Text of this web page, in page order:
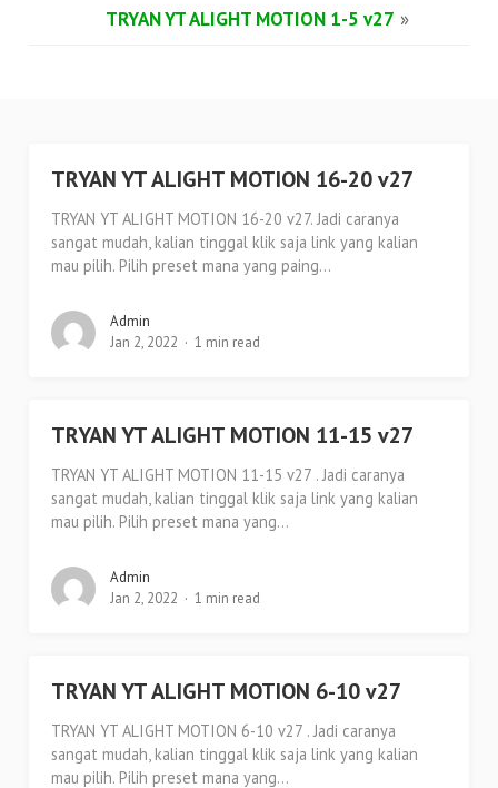
TRYAN YT ALIGHT MOTION 1-5 v27 »
TRYAN YT ALIGHT MOTION 16-20 v27
TRYAN YT ALIGHT MOTION 16-20 v27. Jadi caranya
sangat mudah, kalian tinggal klik saja link yang kalian
mau pilih. Pilih preset mana yang paing...
Admin
Jan 2, 2022
1 min read
TRYAN YT ALIGHT MOTION 11-15 v27
TRYAN YT ALIGHT MOTION 11-15 v27 . Jadi caranya
sangat mudah, kalian tinggal klik saja link yang kalian
mau pilih. Pilih preset mana yang...
Admin
Jan 2, 2022
1 min read
TRYAN YT ALIGHT MOTION 6-10 v27
TRYAN YT ALIGHT MOTION 6-10 v27 . Jadi caranya
sangat mudah, kalian tinggal klik saja link yang kalian
mau pilih. Pilih preset mana yang...